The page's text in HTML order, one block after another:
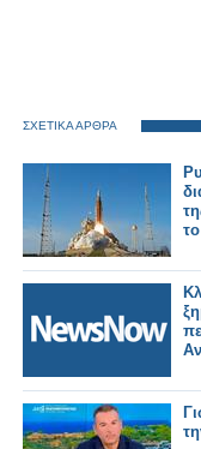
ΣΧΕΤΙΚΑ ΑΡΘΡΑ